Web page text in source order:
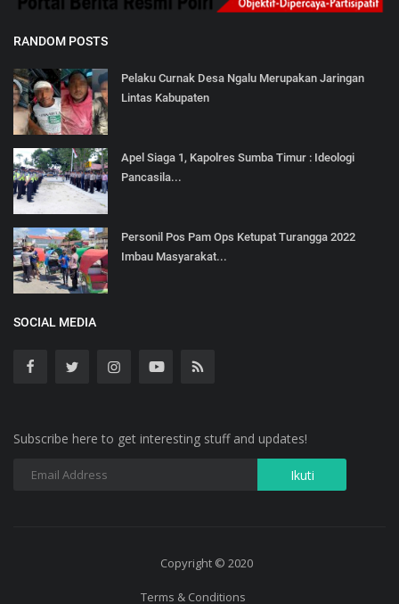
RANDOM POSTS
Pelaku Curnak Desa Ngalu Merupakan Jaringan
Lintas Kabupaten
Apel Siaga 1, Kapolres Sumba Timur : Ideologi
Pancasila...
Personil Pos Pam Ops Ketupat Turangga 2022
Imbau Masyarakat...
SOCIAL MEDIA
Subscribe here to get interesting stuff and updates!
Copyright © 2020
Terms & Conditions